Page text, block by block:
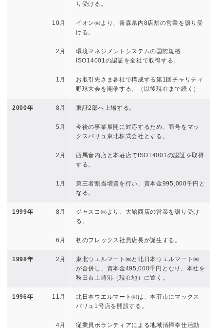
り受ける。
10月
イオン㈱より、青森県内8店舗の営業を譲り受
ける。
2月
環境マネジメントシステムの国際規格
ISO14001の認証を全社で取得する。
1月
お取引先さま各社で構成する第1回チャリティ
野球大会を開催する。（以後現在まで続く）
2000年 8月 東証2部へ上場する。
5月
今後の事業展開に対応するため、商号をマッ
クスバリュ東北株式会社とする。
2月
西馬音内店と本荘店でISO14001の認証を取得
する。
1月
第三者割当増資を行い、資本金995,000千円と
なる。
1999年 8月
ジャスコ㈱より、大館西店の営業を譲り受け
る。
6月 初のフレックス社員店長が誕生する。
1998年 2月
東北ウエルマート㈱と北日本ウエルマート㈱
が合併し、資本金495,000千円となり、本社を
秋田市土崎港（現在地）に置く。
1996年 11月
北日本ウエルマート㈱は、本荘市にマックス
バリュ1号店を開設する。
4月
従業員ボランティアによる地域清掃奉仕活動